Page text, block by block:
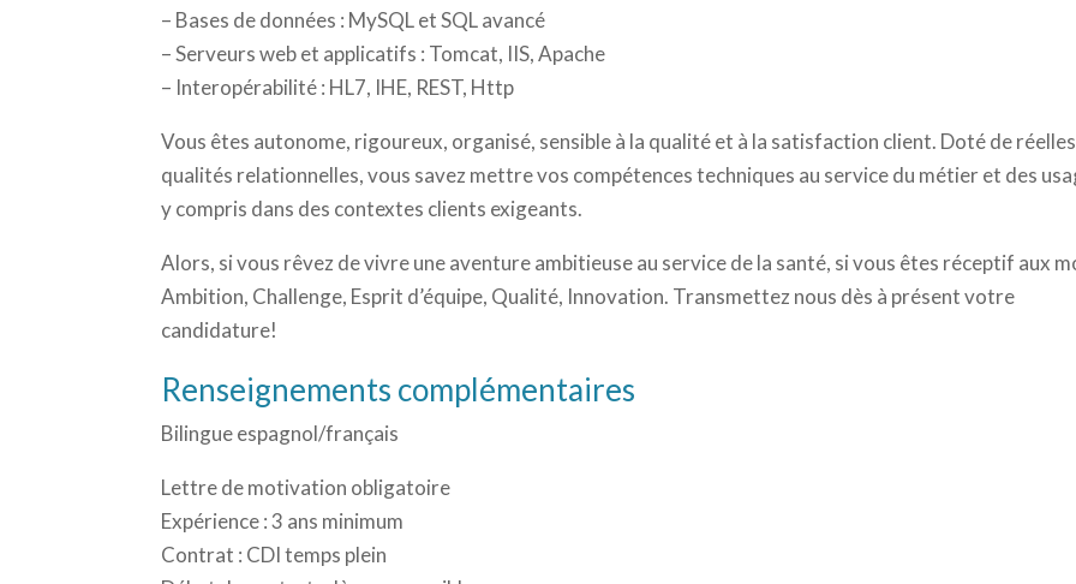
– Bases de données : MySQL et SQL avancé
– Serveurs web et applicatifs : Tomcat, IIS, Apache
– Interopérabilité : HL7, IHE, REST, Http
Vous êtes autonome, rigoureux, organisé, sensible à la qualité et à la satisfaction client. Doté de réelles
qualités relationnelles, vous savez mettre vos compétences techniques au service du métier et des
y compris dans des contextes clients exigeants.
Alors, si vous rêvez de vivre une aventure ambitieuse au service de la santé, si vous êtes réceptif aux
Ambition, Challenge, Esprit d’équipe, Qualité, Innovation. Transmettez nous dès à présent votre
candidature!
Renseignements complémentaires
Bilingue espagnol/français
Lettre de motivation obligatoire
Expérience : 3 ans minimum
Contrat : CDI temps plein